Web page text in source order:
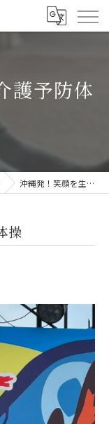
護予防体
沖縄発！笑顔を生む介護予防体操
操